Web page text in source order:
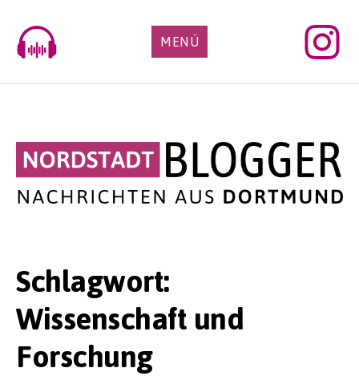
content
MENÜ
Schlagwort:
Wissenschaft und
Forschung